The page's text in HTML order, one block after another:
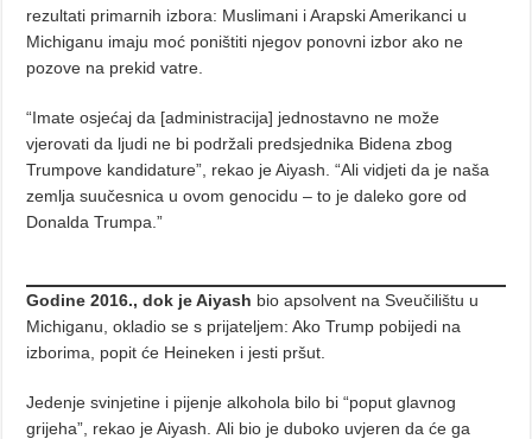
rezultati primarnih izbora: Muslimani i Arapski Amerikanci u
Michiganu imaju moć poništiti njegov ponovni izbor ako ne
pozove na prekid vatre.
“Imate osjećaj da [administracija] jednostavno ne može
vjerovati da ljudi ne bi podržali predsjednika Bidena zbog
Trumpove kandidature”, rekao je Aiyash. “Ali vidjeti da je naša
zemlja suučesnica u ovom genocidu – to je daleko gore od
Donalda Trumpa.”
Godine 2016., dok je Aiyash bio apsolvent na Sveučilištu u
Michiganu, okladio se s prijateljem: Ako Trump pobijedi na
izborima, popit će Heineken i jesti pršut.
Jedenje svinjetine i pijenje alkohola bilo bi “poput glavnog
grijeha”, rekao je Aiyash. Ali bio je duboko uvjeren da će ga